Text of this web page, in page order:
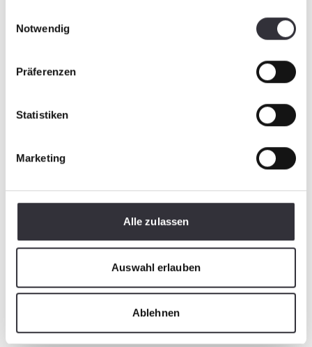
Notwendig
Präferenzen
Statistiken
Marketing
Alle zulassen
Auswahl erlauben
Ablehnen